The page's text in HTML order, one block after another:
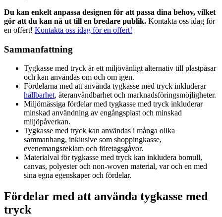
Du kan enkelt anpassa designen för att passa dina behov, vilket
gör att du kan nå ut till en bredare publik. Kontakta oss idag för
en offert! Kontakta oss idag för en offert!
Sammanfattning
Tygkasse med tryck är ett miljövänligt alternativ till plastpåsar
och kan användas om och om igen.
Fördelarna med att använda tygkasse med tryck inkluderar
hållbarhet, återanvändbarhet och marknadsföringsmöjligheter.
Miljömässiga fördelar med tygkasse med tryck inkluderar
minskad användning av engångsplast och minskad
miljöpåverkan.
Tygkasse med tryck kan användas i många olika
sammanhang, inklusive som shoppingkasse,
evenemangsreklam och företagsgåvor.
Materialval för tygkasse med tryck kan inkludera bomull,
canvas, polyester och non-woven material, var och en med
sina egna egenskaper och fördelar.
Fördelar med att använda tygkasse med
tryck